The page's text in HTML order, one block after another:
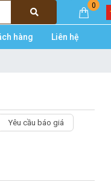
0
hàng Liên hệ
Yêu cầu báo giá